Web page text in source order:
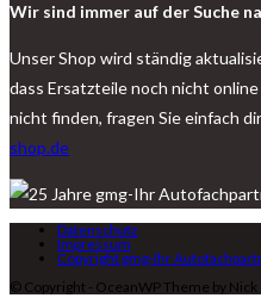
Wir sind immer auf der Suche
Unser Shop wird ständig
dass Ersatzteile noch nicht
nicht finden, fragen Sie einfach
shop.de
Datenschutz
Impressum
Copyright gmg-Ihr
© Copyright - OceanWP Theme by Nick